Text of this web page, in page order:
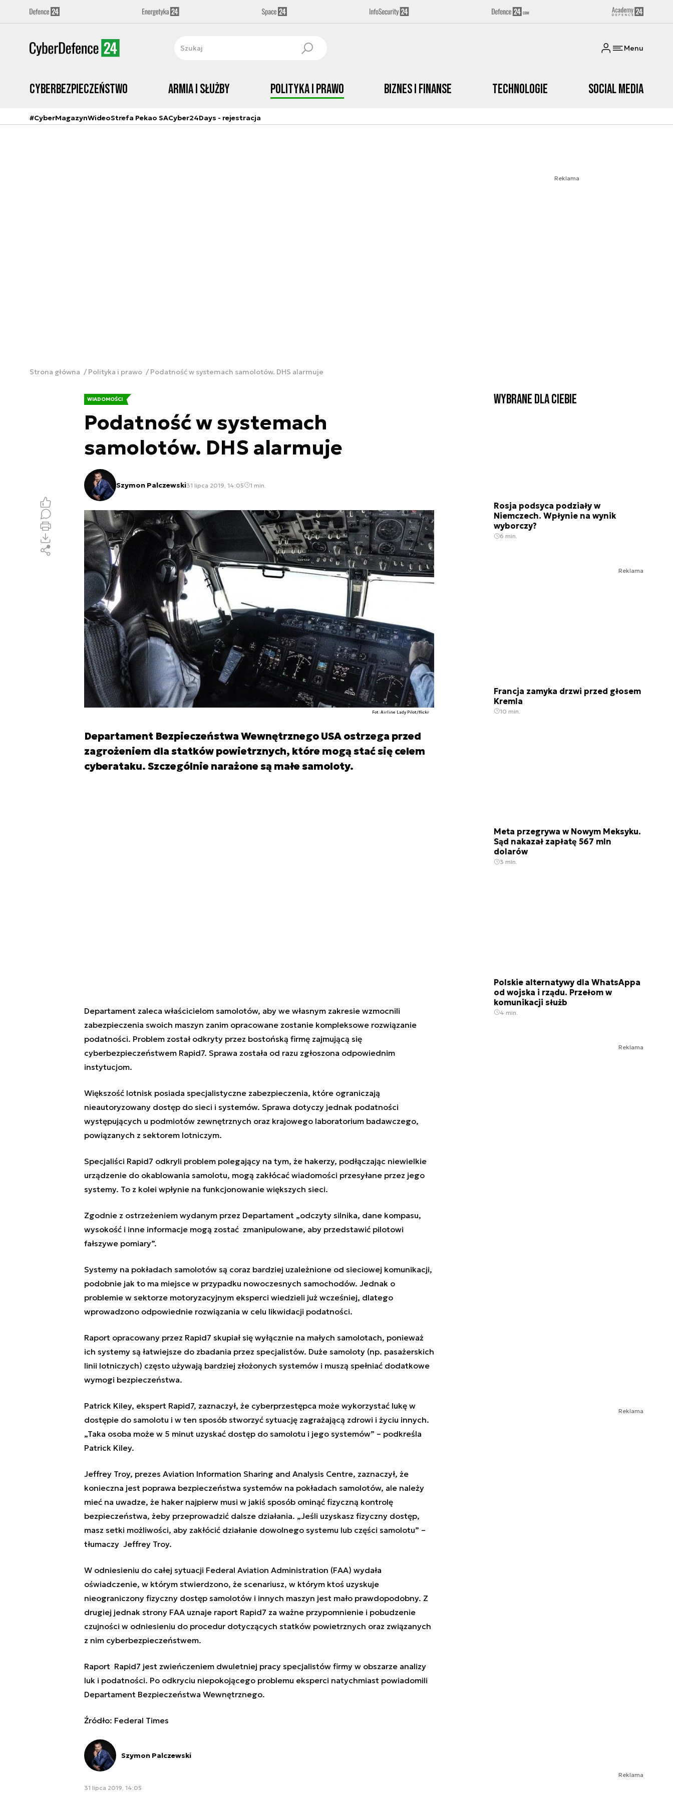
Menu
Cyberbezpieczeństwo Armia i Służby Polityka i prawo Biznes i Finanse Technologie Social media
#CyberMagazynWideoStrefa Pekao SACyber24Days - rejestracja
Reklama
Strona główna Polityka i prawo Podatność w systemach samolotów. DHS alarmuje
WIADOMOŚCI
Podatność w systemach
samolotów. DHS alarmuje
Szymon Palczewski31 lipca 2019, 14:05 1 min.
Fot. Airline Lady Pilot/flickr
Departament Bezpieczeństwa Wewnętrznego USA ostrzega przed
zagrożeniem dla statków powietrznych, które mogą stać się celem
cyberataku. Szczególnie narażone są małe samoloty.
Departament zaleca właścicielom samolotów, aby we własnym zakresie wzmocnili
zabezpieczenia swoich maszyn zanim opracowane zostanie kompleksowe rozwiązanie
podatności. Problem został odkryty przez bostońską firmę zajmującą się
cyberbezpieczeństwem Rapid7. Sprawa została od razu zgłoszona odpowiednim
instytucjom.
Większość lotnisk posiada specjalistyczne zabezpieczenia, które ograniczają
nieautoryzowany dostęp do sieci i systemów. Sprawa dotyczy jednak podatności
występujących u podmiotów zewnętrznych oraz krajowego laboratorium badawczego,
powiązanych z sektorem lotniczym.
Specjaliści Rapid7 odkryli problem polegający na tym, że hakerzy, podłączając niewielkie
urządzenie do okablowania samolotu, mogą zakłócać wiadomości przesyłane przez jego
systemy. To z kolei wpłynie na funkcjonowanie większych sieci.
Zgodnie z ostrzeżeniem wydanym przez Departament „odczyty silnika, dane kompasu,
wysokość i inne informacje mogą zostać zmanipulowane, aby przedstawić pilotowi
fałszywe pomiary”.
Systemy na pokładach samolotów są coraz bardziej uzależnione od sieciowej komunikacji,
podobnie jak to ma miejsce w przypadku nowoczesnych samochodów. Jednak o
problemie w sektorze motoryzacyjnym eksperci wiedzieli już wcześniej, dlatego
wprowadzono odpowiednie rozwiązania w celu likwidacji podatności.
Raport opracowany przez Rapid7 skupiał się wyłącznie na małych samolotach, ponieważ
ich systemy są łatwiejsze do zbadania przez specjalistów. Duże samoloty (np. pasażerskich
linii lotniczych) często używają bardziej złożonych systemów i muszą spełniać dodatkowe
wymogi bezpieczeństwa.
Patrick Kiley, ekspert Rapid7, zaznaczył, że cyberprzestępca może wykorzystać lukę w
dostępie do samolotu i w ten sposób stworzyć sytuację zagrażającą zdrowi i życiu innych.
„Taka osoba może w 5 minut uzyskać dostęp do samolotu i jego systemów” – podkreśla
Patrick Kiley.
Jeffrey Troy, prezes Aviation Information Sharing and Analysis Centre, zaznaczył, że
konieczna jest poprawa bezpieczeństwa systemów na pokładach samolotów, ale należy
mieć na uwadze, że haker najpierw musi w jakiś sposób ominąć fizyczną kontrolę
bezpieczeństwa, żeby przeprowadzić dalsze działania. „Jeśli uzyskasz fizyczny dostęp,
masz setki możliwości, aby zakłócić działanie dowolnego systemu lub części samolotu” –
tłumaczy Jeffrey Troy.
W odniesieniu do całej sytuacji Federal Aviation Administration (FAA) wydała
oświadczenie, w którym stwierdzono, że scenariusz, w którym ktoś uzyskuje
nieograniczony fizyczny dostęp samolotów i innych maszyn jest mało prawdopodobny. Z
drugiej jednak strony FAA uznaje raport Rapid7 za ważne przypomnienie i pobudzenie
czujności w odniesieniu do procedur dotyczących statków powietrznych oraz związanych
z nim cyberbezpieczeństwem.
Raport Rapid7 jest zwieńczeniem dwuletniej pracy specjalistów firmy w obszarze analizy
luk i podatności. Po odkryciu niepokojącego problemu eksperci natychmiast powiadomili
Departament Bezpieczeństwa Wewnętrznego.
Źródło: Federal Times
Szymon Palczewski
31 lipca 2019, 14:05
Wybrane dla Ciebie
Rosja podsyca podziały w
Niemczech. Wpłynie na wynik
wyborczy?
6 min.
Reklama
Francja zamyka drzwi przed głosem
Kremla
10 min.
Meta przegrywa w Nowym Meksyku.
Sąd nakazał zapłatę 567 mln
dolarów
3 min.
Polskie alternatywy dla WhatsAppa
od wojska i rządu. Przełom w
komunikacji służb
4 min.
Reklama
Reklama
Reklama